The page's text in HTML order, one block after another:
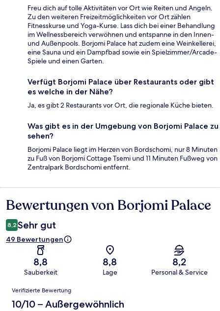
Freu dich auf tolle Aktivitäten vor Ort wie Reiten und Angeln.
Zu den weiteren Freizeitmöglichkeiten vor Ort zählen
Fitnesskurse und Yoga-Kurse. Lass dich bei einer Behandlung
im Wellnessbereich verwöhnen und entspanne in den Innen-
und Außenpools. Borjomi Palace hat zudem eine Weinkellerei,
eine Sauna und ein Dampfbad sowie ein Spielzimmer/Arcade-
Spiele und einen Garten.
Verfügt Borjomi Palace über Restaurants oder gibt
es welche in der Nähe?
Ja, es gibt 2 Restaurants vor Ort, die regionale Küche bieten.
Was gibt es in der Umgebung von Borjomi Palace zu
sehen?
Borjomi Palace liegt im Herzen von Bordschomi, nur 8 Minuten
zu Fuß von Borjomi Cottage Tsemi und 11 Minuten Fußweg von
Zentralpark Bordschomi entfernt.
Bewertungen
Bewertungen von Borjomi Palace
8,2 Sehr gut
49 Bewertungen
8,8
Sauberkeit
8,8
Lage
8,2
Personal & Service
Bewertungen
Verifizierte Bewertung
10/10 – Außergewöhnlich